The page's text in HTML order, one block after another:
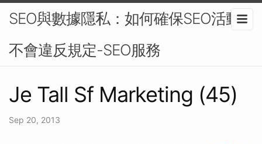
SEO與數據隱私：如何確保SEO活動
不會違反規定-SEO服務
Je Tall Sf Marketing (45)
Sep 20, 2013